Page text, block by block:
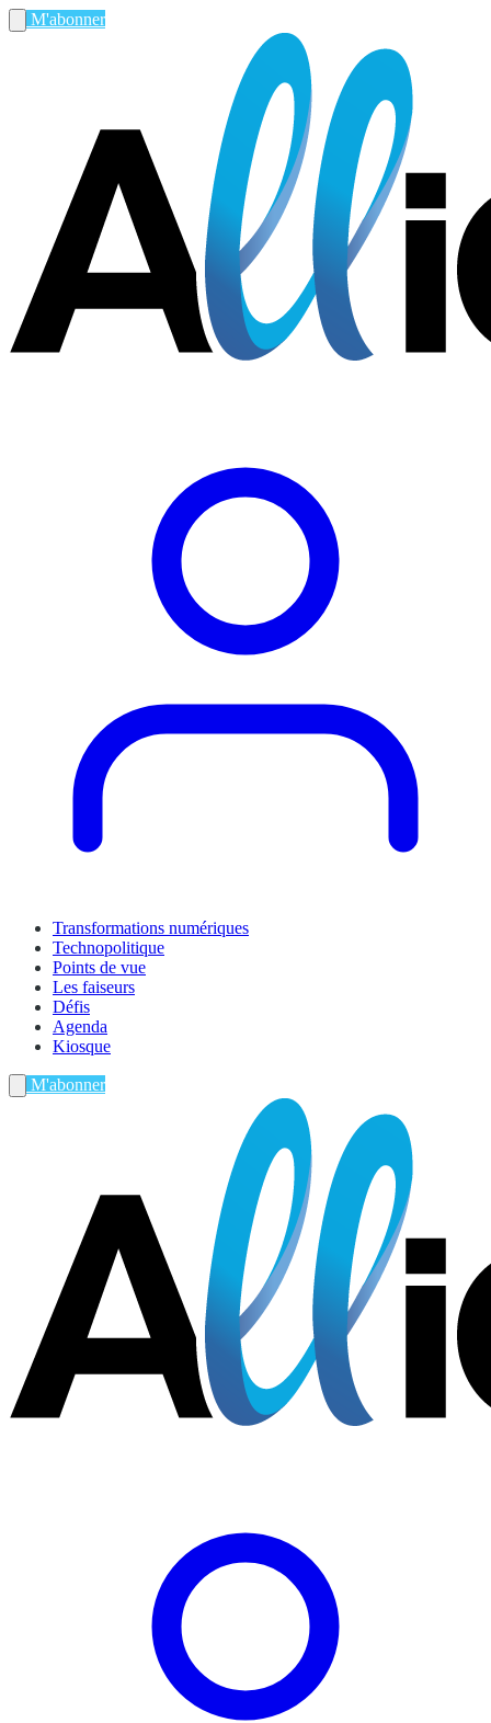
M'abonner
Transformations numériques
Technopolitique
Points de vue
Les faiseurs
Défis
Agenda
Kiosque
M'abonner